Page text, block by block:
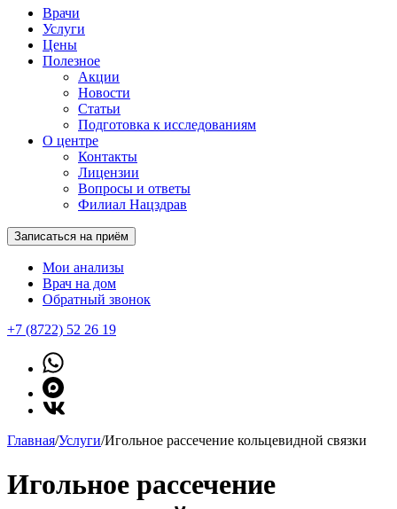
Врачи
Услуги
Цены
Полезное
Акции
Новости
Статьи
Подготовка к исследованиям
О центре
Контакты
Лицензии
Вопросы и ответы
Филиал Нацздрав
Записаться на приём
Мои анализы
Врач на дом
Обратный звонок
+7 (8722) 52 26 19
Главная/Услуги/Игольное рассечение кольцевидной связки
Игольное рассечение